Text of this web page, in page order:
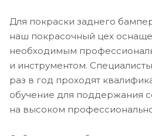
Для покраски заднего
наш покрасочный цех
необходимым
и инструментом.
раз в год проходят
обучение для поддержания
на высоком